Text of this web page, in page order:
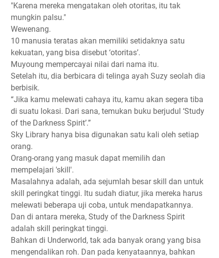
"Karena mereka mengatakan oleh otoritas, itu tak
mungkin palsu."
Wewenang.
10 manusia teratas akan memiliki setidaknya satu
kekuatan, yang bisa disebut ‘otoritas’.
Muyoung mempercayai nilai dari nama itu.
Setelah itu, dia berbicara di telinga ayah Suzy seolah dia
berbisik.
“Jika kamu melewati cahaya itu, kamu akan segera tiba
di suatu lokasi. Dari sana, temukan buku berjudul ‘Study
of the Darkness Spirit’.”
Sky Library hanya bisa digunakan satu kali oleh setiap
orang.
Orang-orang yang masuk dapat memilih dan
mempelajari 'skill'.
Masalahnya adalah, ada sejumlah besar skill dan untuk
skill peringkat tinggi. Itu sudah diatur, jika mereka harus
melewati beberapa uji coba, untuk mendapatkannya.
Dan di antara mereka, Study of the Darkness Spirit
adalah skill peringkat tinggi.
Bahkan di Underworld, tak ada banyak orang yang bisa
mengendalikan roh. Dan pada kenyataannya, bahkan